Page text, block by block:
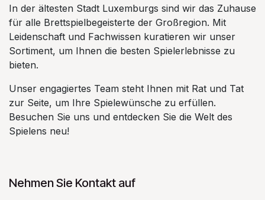
In der ältesten Stadt Luxemburgs sind wir das Zuhause
für alle Brettspielbegeisterte der Großregion. Mit
Leidenschaft und Fachwissen kuratieren wir unser
Sortiment, um Ihnen die besten Spielerlebnisse zu
bieten.
Unser engagiertes Team steht Ihnen mit Rat und Tat
zur Seite, um Ihre Spielewünsche zu erfüllen.
Besuchen Sie uns und entdecken Sie die Welt des
Spielens neu!
Nehmen Sie Kontakt auf